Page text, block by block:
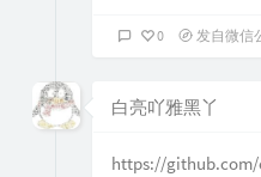
0 发自微信
白亮吖雅黑丫
https://